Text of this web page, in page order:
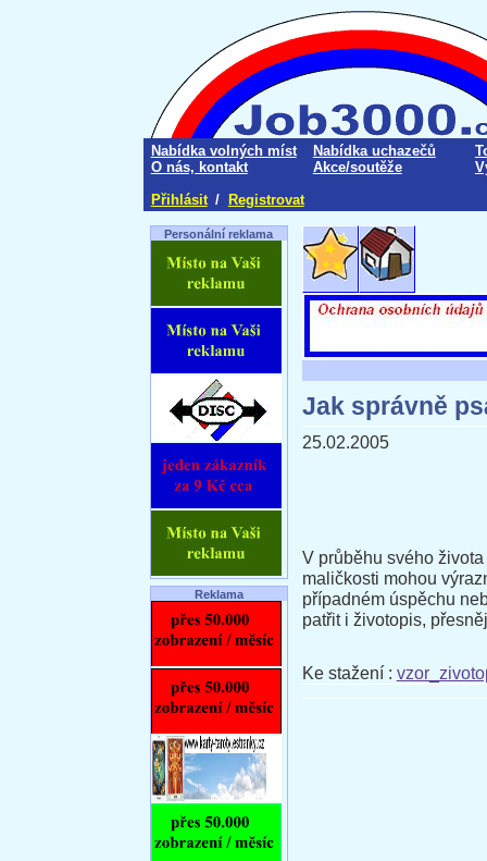
Nabídka volných míst Nabídka uchazečů
O nás, kontakt
Akce/soutěže
Přihlásit / Registrovat
Personální reklama
Reklama
Jak správně
25.02.2005
V průběhu svého
maličkosti mohou
případném úspěchu
patřit i životopis,
Ke stažení :